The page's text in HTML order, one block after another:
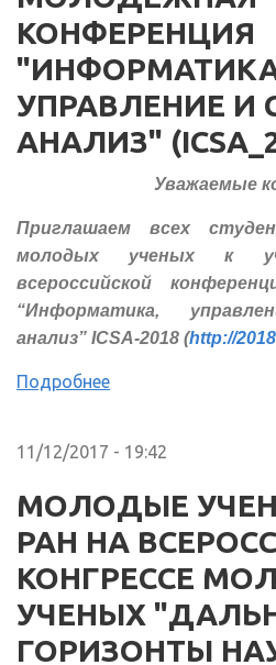
КОНФЕРЕНЦИЯ
УПРАВЛЕНИЕ И
АНАЛИЗ"
Уважаемые
Приглашаем всех
молодых ученых к
всероссийской
“Информатика,
анализ” ICSA-2018 (http://
Подробнее
11/12/2017 - 19:42
МОЛОДЫЕ
РАН НА
КОНГРЕССЕ
УЧЕНЫХ
ГОРИЗОНТЫ